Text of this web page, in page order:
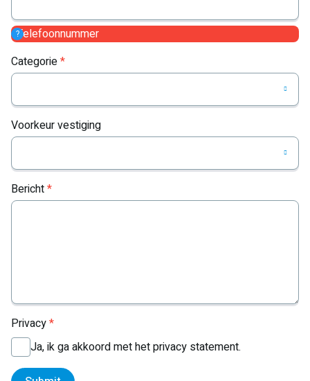
Telefoonnummer
Categorie*
Voorkeur vestiging
Bericht*
Privacy*
Ja, ik ga akkoord met het privacy statement.